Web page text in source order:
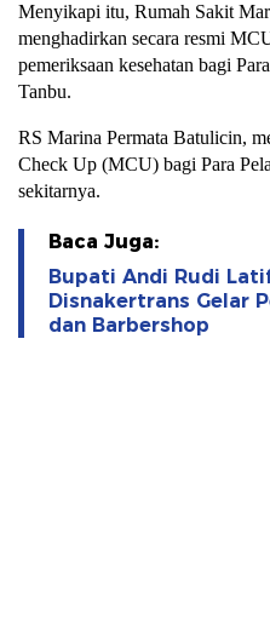
Menyikapi itu, Rumah Sakit
menghadirkan secara resmi
pemeriksaan kesehatan bagi
Tanbu.
RS Marina Permata Batulicin,
Check Up (MCU) bagi Para
sekitarnya.
Baca Juga:
Bupati Andi Rudi
Disnakertrans Gelar
dan Barbershop